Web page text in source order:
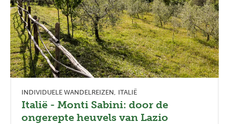
INDIVIDUELE WANDELREIZEN ITALIË
Italië - Monti Sabini: door de
ongerepte heuvels van Lazio